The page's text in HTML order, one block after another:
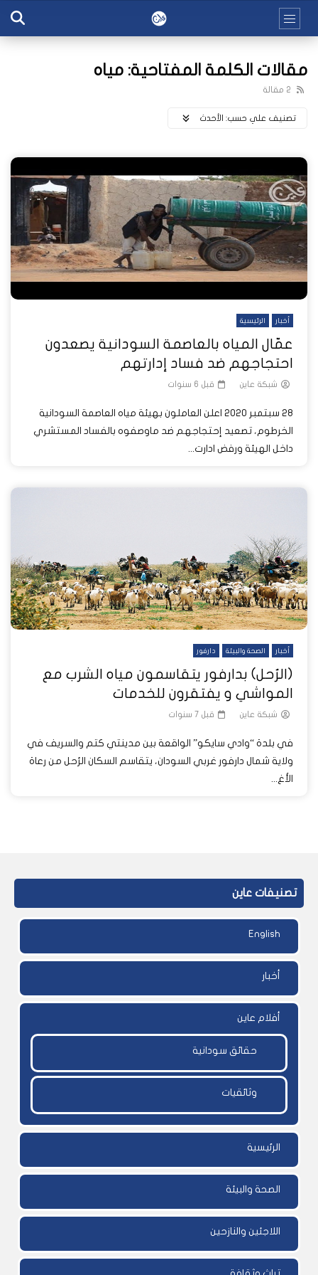
مقالات الكلمة المفتاحية: مياه
2 مقالة
تصنيف علي حسب: اﻷحدث
أخبار الرئيسية
عمّال المياه بالعاصمة السودانية يصعدون
احتجاجهم ضد فساد إدارتهم
شبكة عاين قبل 6 سنوات
28 سبتمبر 2020 اعلن العاملون بهيئة مياه العاصمة السودانية
الخرطوم، تصعيد إحتجاجهم ضد ماوصفوه بالفساد المستشري
داخل الهيئة ورفض ادارت...
أخبار الصحة والبيئة دارفور
(الرُحل) بدارفور يتقاسمون مياه الشرب مع
المواشي و يفتقرون للخدمات
شبكة عاين قبل 7 سنوات
في بلدة “وادي سايكو” الواقعة بين مدينتي كتم والسريف في
ولاية شمال دارفور غربي السودان، يتقاسم السكان الرُحل من رعاة
الأغ...
تصنيفات عاين
English
أخبار
أفلام عاين
حقائق سودانية
وثائقيات
الرئيسية
الصحة والبيئة
اللاجئين والنازحين